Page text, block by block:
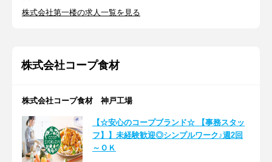
株式会社第一楼の求人一覧を見る
株式会社コープ食材
株式会社コープ食材 神戸工場
【☆安心のコープブランド☆ 【事務スタッ
フ】】未経験歓迎◎シンプルワーク♪週2回
～ＯＫ